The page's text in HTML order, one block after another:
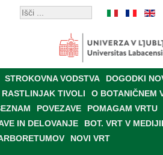
STROKOVNA VODSTVA
DOGODKI
RASTLINJAK TIVOLI
O BOTANIČNEM
POVEZAVE
POMAGAM VRTU
IN DELOVANJE
BOT. VRT V
NOVI VRT